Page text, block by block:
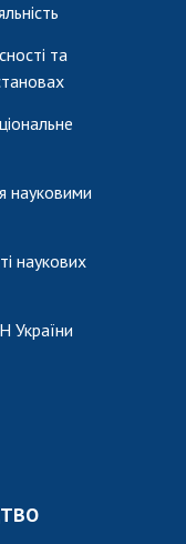
та
науковими
наукових
України